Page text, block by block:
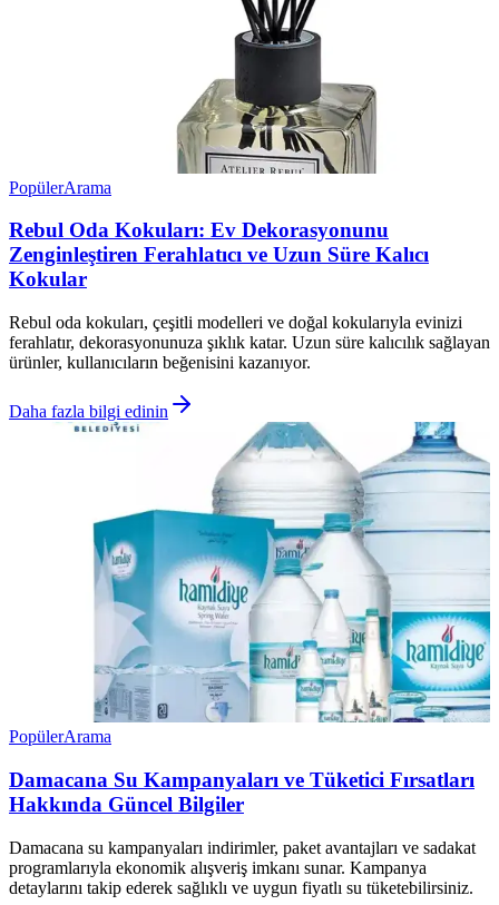
PopülerArama
Rebul Oda Kokuları: Ev Dekorasyonunu
Zenginleştiren Ferahlatıcı ve Uzun Süre Kalıcı
Kokular
Rebul oda kokuları, çeşitli modelleri ve doğal kokularıyla evinizi
ferahlatır, dekorasyonunuza şıklık katar. Uzun süre kalıcılık sağlayan
ürünler, kullanıcıların beğenisini kazanıyor.
Daha fazla bilgi edinin
PopülerArama
Damacana Su Kampanyaları ve Tüketici Fırsatları
Hakkında Güncel Bilgiler
Damacana su kampanyaları indirimler, paket avantajları ve sadakat
programlarıyla ekonomik alışveriş imkanı sunar. Kampanya
detaylarını takip ederek sağlıklı ve uygun fiyatlı su tüketebilirsiniz.